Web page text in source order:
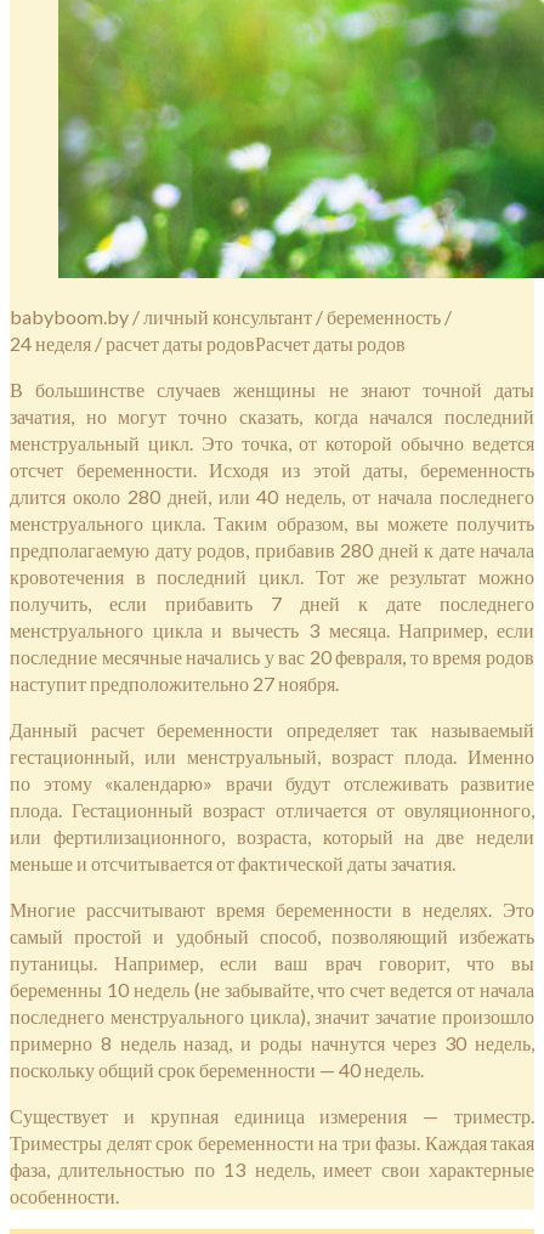
babyboom.by / личный консультант / беременность /
24 неделя / расчет даты родовРасчет даты родов
В большинстве случаев женщины не знают точной даты
зачатия, но могут точно сказать, когда начался последний
менструальный цикл. Это точка, от которой обычно ведется
отсчет беременности. Исходя из этой даты, беременность
длится около 280 дней, или 40 недель, от начала последнего
менструального цикла. Таким образом, вы можете получить
предполагаемую дату родов, прибавив 280 дней к дате начала
кровотечения в последний цикл. Тот же результат можно
получить, если прибавить 7 дней к дате последнего
менструального цикла и вычесть 3 месяца. Например, если
последние месячные начались у вас 20 февраля, то время родов
наступит предположительно 27 ноября.
Данный расчет беременности определяет так называемый
гестационный, или менструальный, возраст плода. Именно
по этому «календарю» врачи будут отслеживать развитие
плода. Гестационный возраст отличается от овуляционного,
или фертилизационного, возраста, который на две недели
меньше и отсчитывается от фактической даты зачатия.
Многие рассчитывают время беременности в неделях. Это
самый простой и удобный способ, позволяющий избежать
путаницы. Например, если ваш врач говорит, что вы
беременны 10 недель (не забывайте, что счет ведется от начала
последнего менструального цикла), значит зачатие произошло
примерно 8 недель назад, и роды начнутся через 30 недель,
поскольку общий срок беременности — 40 недель.
Существует и крупная единица измерения — триместр.
Триместры делят срок беременности на три фазы. Каждая такая
фаза, длительностью по 13 недель, имеет свои характерные
особенности.